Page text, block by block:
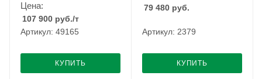
Цена:
107 900 руб./т
Артикул: 49165
КУПИТЬ
79 480 руб.
Артикул: 2379
КУПИТЬ